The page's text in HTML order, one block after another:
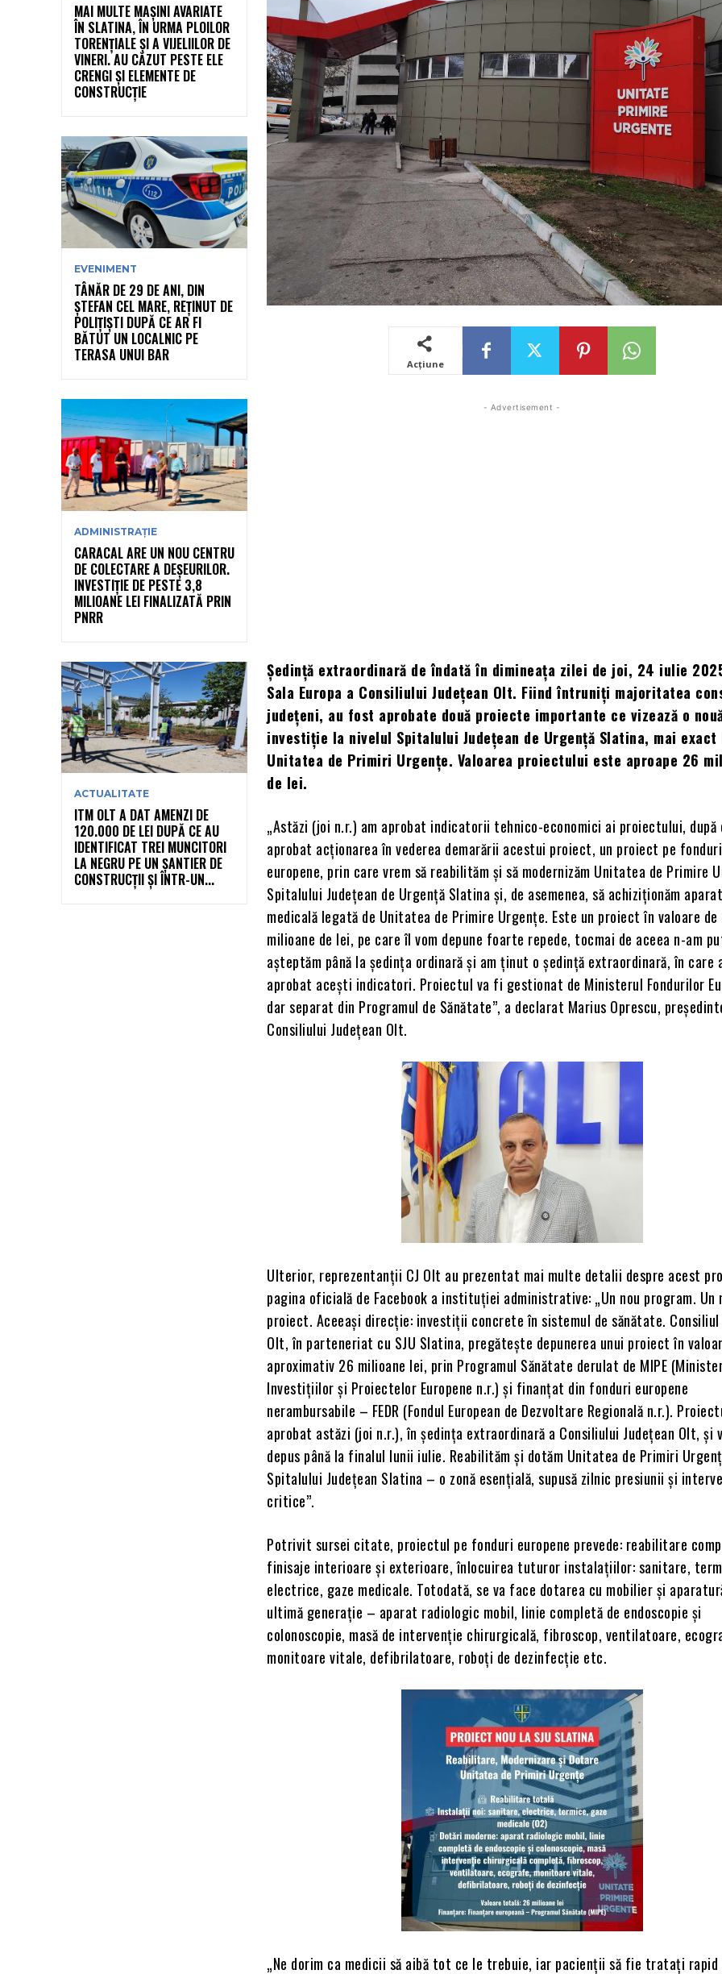
MAI MULTE MAȘINI AVARIATE
ÎN SLATINA, ÎN URMA PLOILOR
TORENȚIALE ȘI A VIJELIILOR DE
VINERI. AU CĂZUT PESTE ELE
CRENGI ȘI ELEMENTE DE
CONSTRUCȚIE
EVENIMENT
TÂNĂR DE 29 DE ANI, DIN
ȘTEFAN CEL MARE, REȚINUT DE
POLIȚIȘTI DUPĂ CE AR FI
BĂTUT UN LOCALNIC PE
TERASA UNUI BAR
ADMINISTRAȚIE
CARACAL ARE UN NOU CENTRU
DE COLECTARE A DEȘEURILOR.
INVESTIȚIE DE PESTE 3,8
MILIOANE LEI FINALIZATĂ PRIN
PNRR
ACTUALITATE
ITM OLT A DAT AMENZI DE
120.000 DE LEI DUPĂ CE AU
IDENTIFICAT TREI MUNCITORI
LA NEGRU PE UN ȘANTIER DE
CONSTRUCȚII ȘI ÎNTR-UN...
Acțiune
- Advertisement -
Ședință extraordinară de îndată în dimineața zilei de joi, 24 iulie
Sala Europa a Consiliului Județean Olt. Fiind întruniți majoritatea
județeni, au fost aprobate două proiecte importante ce vizează o
investiție la nivelul Spitalului Județean de Urgență Slatina, mai exact
Unitatea de Primiri Urgențe. Valoarea proiectului este aproape 26
de lei.
„Astăzi (joi n.r.) am aprobat indicatorii tehnico-economici ai proiectului, după
aprobat acționarea în vederea demarării acestui proiect, un proiect pe fonduri
europene, prin care vrem să reabilităm și să modernizăm Unitatea de Primire
Spitalului Județean de Urgență Slatina și, de asemenea, să achiziționăm
medicală legată de Unitatea de Primire Urgențe. Este un proiect în valoare de
milioane de lei, pe care îl vom depune foarte repede, tocmai de aceea n-am
așteptăm până la ședința ordinară și am ținut o ședință extraordinară, în care
aprobat acești indicatori. Proiectul va fi gestionat de Ministerul Fondurilor
dar separat din Programul de Sănătate”, a declarat Marius Oprescu,
Consiliului Județean Olt.
Ulterior, reprezentanții CJ Olt au prezentat mai multe detalii despre acest
pagina oficială de Facebook a instituției administrative: „Un nou program. Un
proiect. Aceeași direcție: investiții concrete în sistemul de sănătate. Consiliul
Olt, în parteneriat cu SJU Slatina, pregătește depunerea unui proiect în
aproximativ 26 milioane lei, prin Programul Sănătate derulat de MIPE
Investițiilor și Proiectelor Europene n.r.) și finanțat din fonduri europene
nerambursabile – FEDR (Fondul European de Dezvoltare Regională n.r.).
aprobat astăzi (joi n.r.), în ședința extraordinară a Consiliului Județean Olt, și
depus până la finalul lunii iulie. Reabilităm și dotăm Unitatea de Primiri
Spitalului Județean Slatina – o zonă esențială, supusă zilnic presiunii și
critice”.
Potrivit sursei citate, proiectul pe fonduri europene prevede: reabilitare
finisaje interioare și exterioare, înlocuirea tuturor instalațiilor: sanitare,
electrice, gaze medicale. Totodată, se va face dotarea cu mobilier și
ultimă generație – aparat radiologic mobil, linie completă de endoscopie și
colonoscopie, masă de intervenție chirurgicală, fibroscop, ventilatoare,
monitoare vitale, defibrilatoare, roboți de dezinfecție etc.
„Ne dorim ca medicii să aibă tot ce le trebuie, iar pacienții să fie tratați rapid